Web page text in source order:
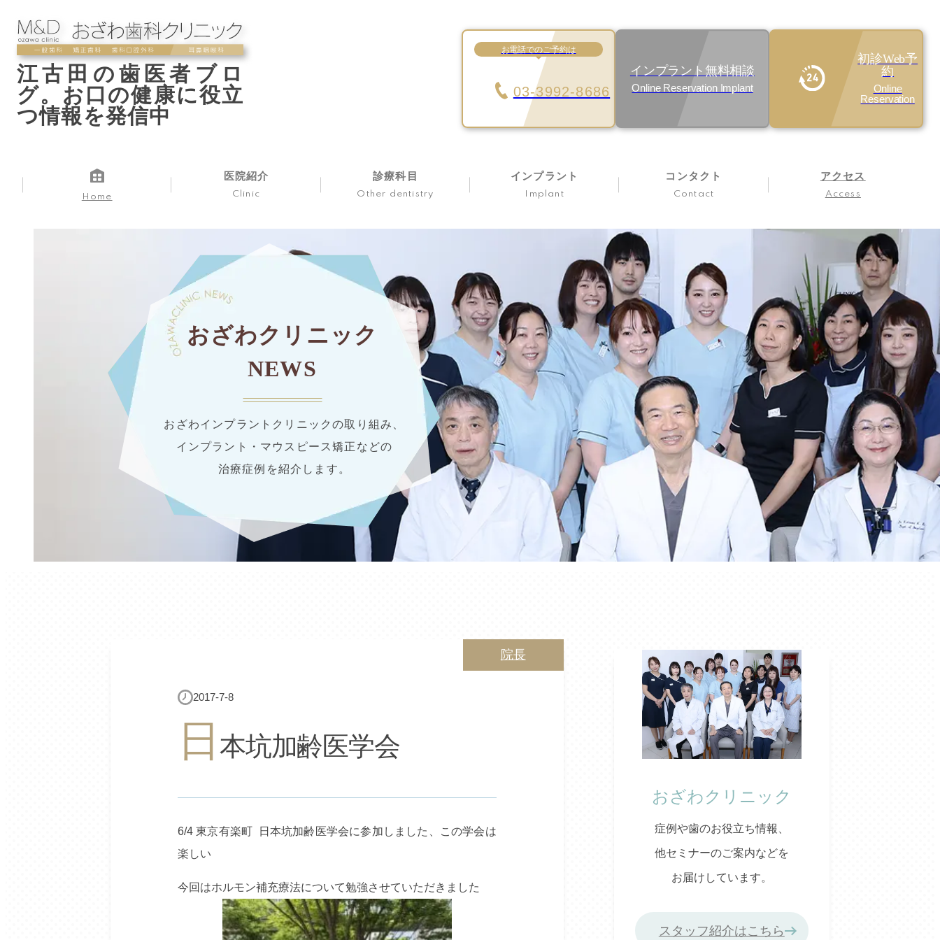
江古田の歯医者ブロ
グ。お口の健康に役立
つ情報を発信中
お電話でのご予約は
03-3992-8686
インプラント無料相談
Online Reservation Implant
初診Web予
約
Online
Reservation
Home
医院紹介
Clinic
診療科目
Other dentistry
インプラント
Implant
コンタクト
Contact
アクセス
Access
おざわクリニック
NEWS
おざわインプラントクリニックの取り組み、
インプラント・マウスピース矯正などの
治療症例を紹介します。
院長
2017-7-8
日 本坑加齢医学会
6/4 東京有楽町 日本坑加齢医学会に参加しました、この学会は
楽しい
今回はホルモン補充療法について勉強させていただきました
おざわクリニック
症例や歯のお役立ち情報、
他セミナーのご案内などを
お届けしています。
スタッフ紹介はこちら